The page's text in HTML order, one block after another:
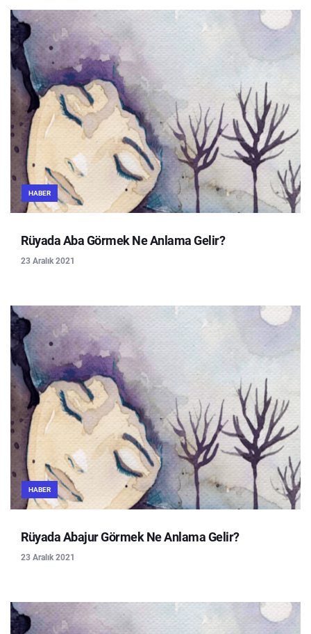
HABER
Rüyada Aba Görmek Ne Anlama Gelir?
23 Aralık 2021
HABER
Rüyada Abajur Görmek Ne Anlama Gelir?
23 Aralık 2021